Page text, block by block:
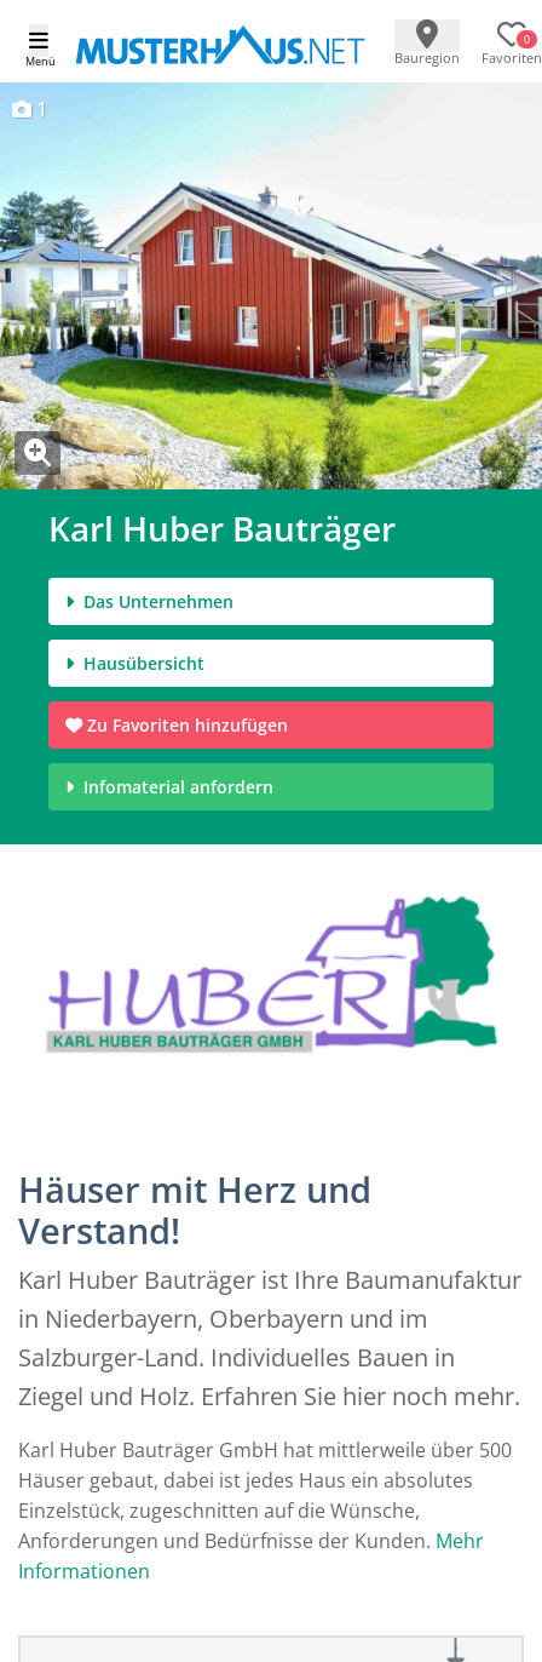
Menü Bauregion
0
Favoriten
1
Karl Huber Bauträger
Das Unternehmen
Hausübersicht
Zu Favoriten hinzufügen
Infomaterial anfordern
Häuser mit Herz und
Verstand!
Karl Huber Bauträger ist Ihre Baumanufaktur
in Niederbayern, Oberbayern und im
Salzburger-Land. Individuelles Bauen in
Ziegel und Holz. Erfahren Sie hier noch mehr.
Karl Huber Bauträger GmbH hat mittlerweile über 500
Häuser gebaut, dabei ist jedes Haus ein absolutes
Einzelstück, zugeschnitten auf die Wünsche,
Anforderungen und Bedürfnisse der Kunden. Mehr
Informationen